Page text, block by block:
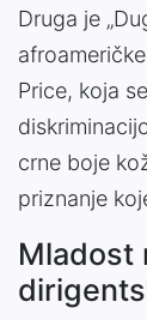
Druga je
Price, koja
crne boje
priznanje
Mladost